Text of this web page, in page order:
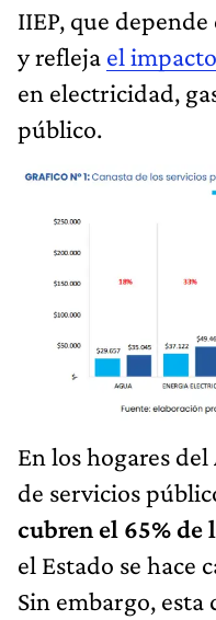
IIEP, que depende
y refleja el
en electricidad,
público.
En los hogares
de servicios
cubren el 65% de
el Estado se hace
Sin embargo,